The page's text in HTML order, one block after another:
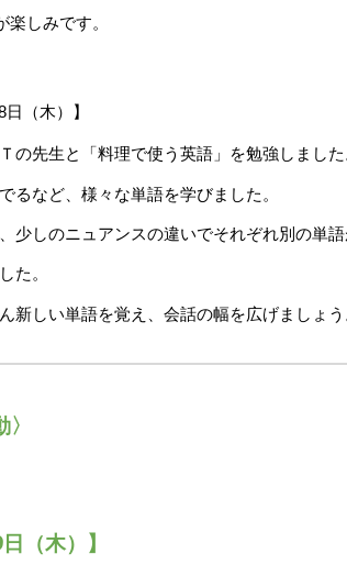
しみです。
日（木）】
の先生と「料理で使う英語」を勉強しました
るなど、様々な単語を学びました。
少しのニュアンスの違いでそれぞれ別の単
た。
新しい単語を覚え、会話の幅を広げましょう
日（木）】